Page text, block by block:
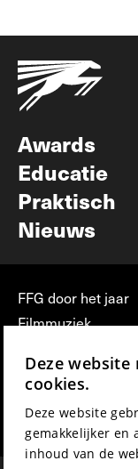
Awards
Educatie
Praktisch
Nieuws
FFG door het jaar
Filmmuziek
Press & Industry
Film Fest Friends
Deze website
cookies.
Deze website
gemakkelijker en
inhoud van de